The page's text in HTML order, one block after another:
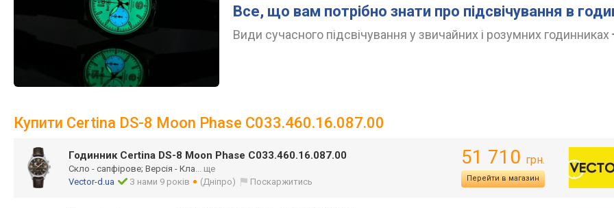
Все, що вам потрібно знати про підсвічування в
Види сучасного підсвічування у звичайних і розумних годинниках
Купити Certina DS-8 Moon Phase C033.460.16.087.00
Годинник Certina DS-8 Moon Phase C033.460.16.087.00
Скло - сапфірове; Версія - Кла... ще
Vector-d.ua
З нами 9 років (Дніпро) Поскаржитись
51 710 грн.
Перейти в магазин